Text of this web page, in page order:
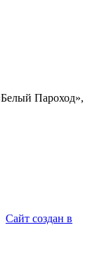
Пароход»,
Сайт создан в